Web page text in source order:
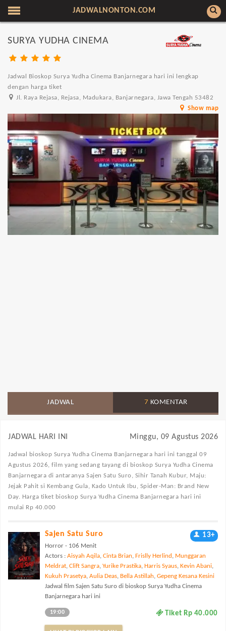
JADWALNONTON.COM
SURYA YUDHA CINEMA
Jadwal Bioskop Surya Yudha Cinema Banjarnegara hari ini lengkap
dengan harga tiket
Jl. Raya Rejasa, Rejasa, Madukara, Banjarnegara, Jawa Tengah 53482
Show map
JADWAL 7 KOMENTAR
JADWAL HARI INI Minggu, 09 Agustus 2026
Jadwal bioskop Surya Yudha Cinema Banjarnegara hari ini tanggal 09
Agustus 2026, film yang sedang tayang di bioskop Surya Yudha Cinema
Banjarnegara di antaranya Sajen Satu Suro, Sihir Tanah Kubur, Maju:
Jejak Pahit si Kembang Gula, Kado Untuk Ibu, Spider-Man: Brand New
Day. Harga tiket bioskop Surya Yudha Cinema Banjarnegara hari ini
mulai Rp 40.000
Sajen Satu Suro 13+
Horror - 106 Menit
Actors : Aisyah Aqila, Cinta Brian, Frislly Herlind , Munggaran
Meldrat, Clift Sangra, Yurike Prastika, Harris Syaus, Kevin Abani,
Kukuh Prasetya, Aulia Deas, Bella Astillah, Gepeng Kesana Kesini
Jadwal film Sajen Satu Suro di bioskop Surya Yudha Cinema
Banjarnegara hari ini
Tiket Rp 40.000
19:00